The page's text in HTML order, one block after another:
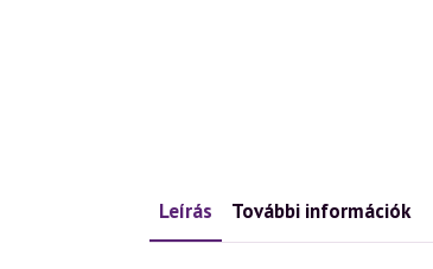
Leírás További információk